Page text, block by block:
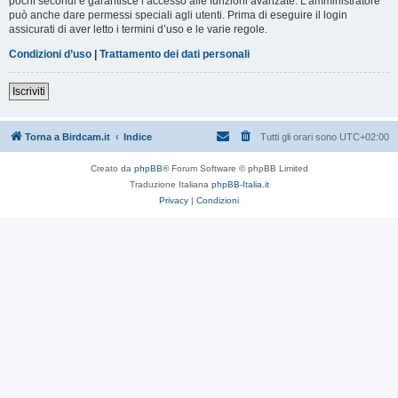
può anche dare permessi speciali agli utenti. Prima di eseguire il login
assicurati di aver letto i termini d’uso e le varie regole.
Condizioni d’uso | Trattamento dei dati personali
Iscriviti
Torna a Birdcam.it Indice Tutti gli orari sono UTC+02:00
Creato da phpBB® Forum Software © phpBB Limited
Traduzione Italiana phpBB-Italia.it
Privacy | Condizioni